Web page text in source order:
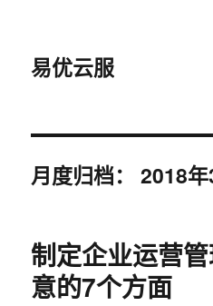
易优云服
月度归档：2018年
制定企业运营
意的7个方面